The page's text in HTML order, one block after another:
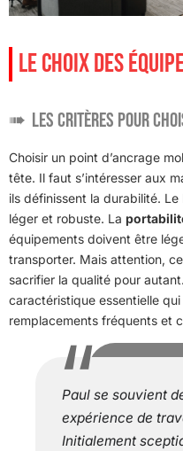
LE CHOIX DES
Les critères pour
Choisir un point d’ancrage
tête. Il faut s’intéresser aux
ils définissent la durabilité.
léger et robuste. La
équipements doivent être
transporter. Mais attention,
sacrifier la qualité pour
caractéristique essentielle
remplacements fréquents et
Paul se souvient
expérience de
Initialement